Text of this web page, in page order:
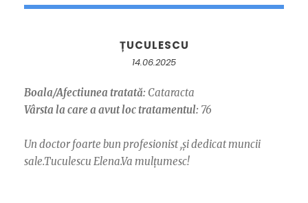
ȚUCULESCU
14.06.2025
Boala/Afectiunea tratată: Cataracta
Vârsta la care a avut loc tratamentul: 76
Un doctor foarte bun profesionist ,și dedicat muncii
sale.Tuculescu Elena.Va mulțumesc!